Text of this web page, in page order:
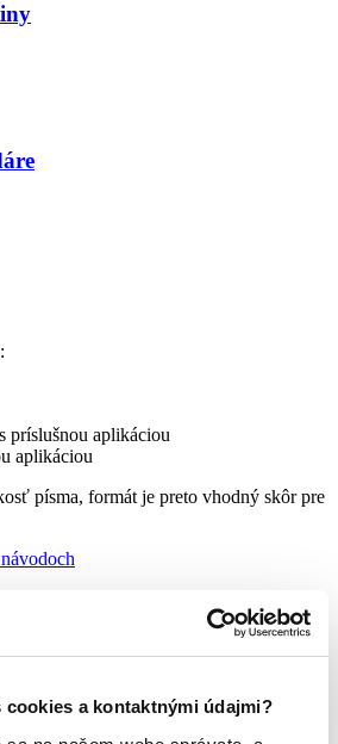
cookies a kontaktnými údajmi?
príslušnou aplikáciou
aplikáciou
písma, formát je preto vhodný skôr pre
aplikáciou